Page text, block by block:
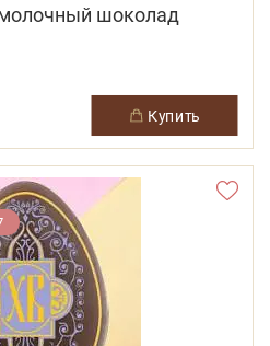
шоколад
купить